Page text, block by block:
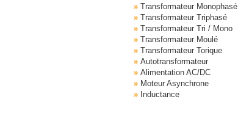
Transformateur Monophasé
Transformateur Triphasé
Transformateur Tri / Mono
Transformateur Moulé
Transformateur Torique
Autotransformateur
Alimentation AC/DC
Moteur Asynchrone
Inductance